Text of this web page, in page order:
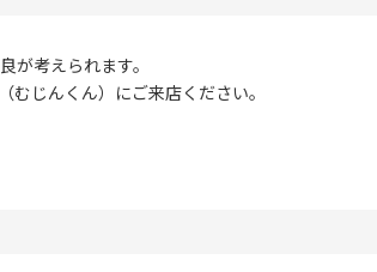
が考えられます。
じんくん）にご来店ください。